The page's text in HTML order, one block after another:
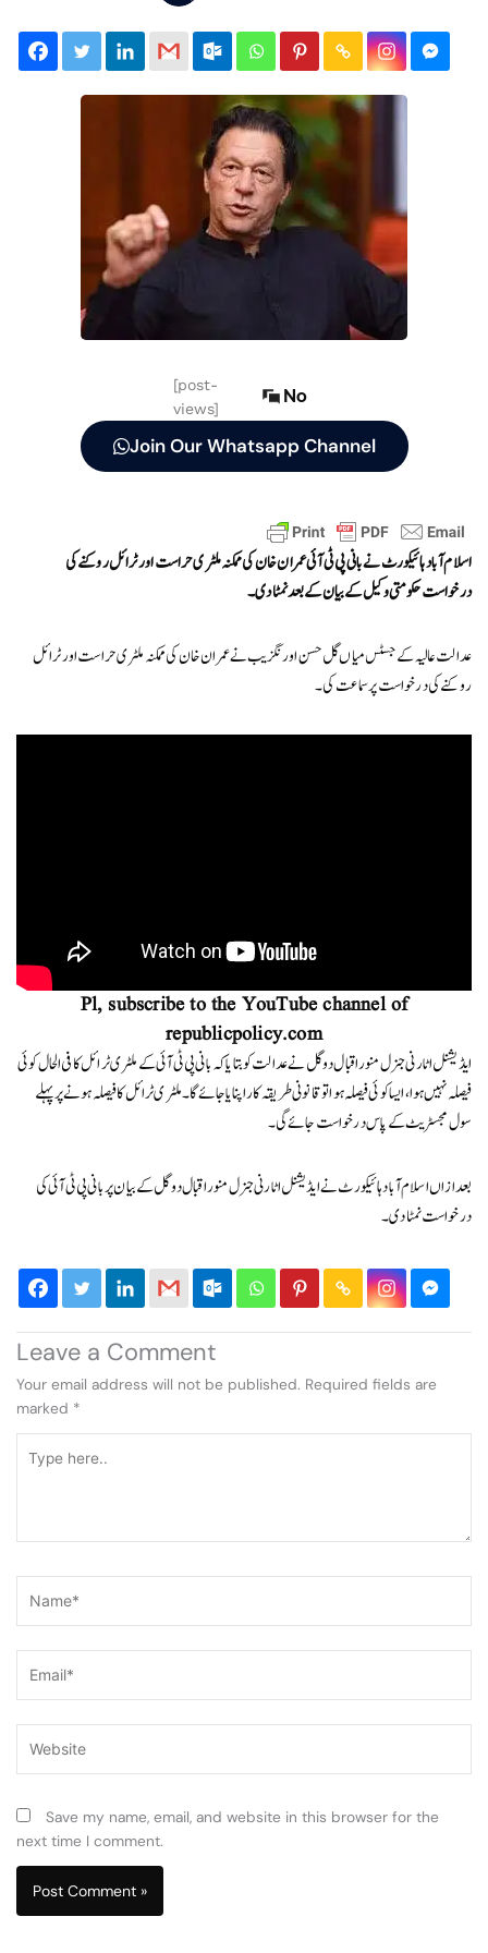
[post-
views]
No
Join Our Whatsapp Channel
اسلام آباد ہائیکورٹ نے بانی پی ٹی آئی عمران خان کی ممکنہ ملٹری حراست اور ٹرائل روکنے کی
درخواست حکومتی وکیل کے بیان کے بعد نمٹا دی۔
عدالت عالیہ کے جسٹس میاں گل حسن اورنگزیب نے عمران خان کی ممکنہ ملٹری حراست اور ٹرائل
روکنے کی درخواست پر سماعت کی۔
Pl, subscribe to the YouTube channel of
republicpolicy.com
ایڈیشنل اٹارنی جنرل منور اقبال دوگل نے عدالت کو بتایا کہ بانی پی ٹی آئی کے ملٹری ٹرائل کا فی الحال کوئی
فیصلہ نہیں ہوا، ایسا کوئی فیصلہ ہوا تو قانونی طریقہ کار اپنایا جائے گا۔ ملٹری ٹرائل کا فیصلہ ہونے پر پہلے
سول مجسٹریٹ کے پاس درخواست جائے گی۔
بعدازاں اسلام آباد ہائیکورٹ نے ایڈیشنل اٹارنی جنرل منور اقبال دوگل کے بیان پر بانی پی ٹی آئی کی
درخواست نمٹا دی۔
Leave a Comment
Your email address will not be published. Required fields are
marked *
here..
Save my name, email, and website in this browser for the
next time I comment.